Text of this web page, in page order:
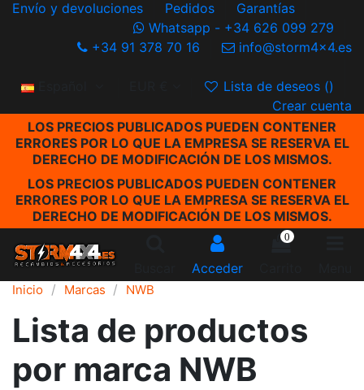
Envío y devoluciones Pedidos
Garantías
Whatsapp - +34 626 099 279
+34 91 378 70 16
info@storm4x4.es
Español Lista de deseos ()
Crear cuenta
LOS PRECIOS PUBLICADOS PUEDEN CONTENER
ERRORES POR LO QUE LA EMPRESA SE RESERVA EL
DERECHO DE MODIFICACIÓN DE LOS MISMOS.
LOS PRECIOS PUBLICADOS PUEDEN CONTENER
ERRORES POR LO QUE LA EMPRESA SE RESERVA EL
DERECHO DE MODIFICACIÓN DE LOS MISMOS.
Acceder
0
Inicio Marcas NWB
Lista de productos
por marca NWB